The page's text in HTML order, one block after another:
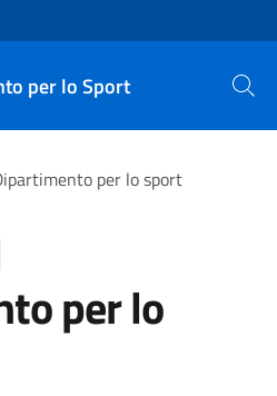
per lo Sport Cerca
per lo sport
per lo